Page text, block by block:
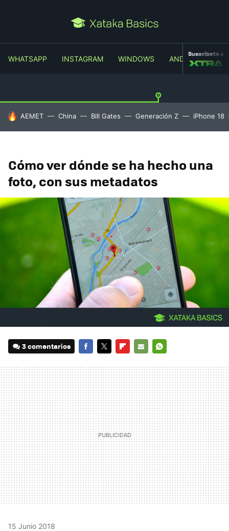
WHATSAPP INSTAGRAM WINDOWS ANDROID
Suscríbete a
HOY SE HABLA DE
AEMET China Bill Gates Generación Z iPhone 18
Cómo ver dónde se ha hecho una
foto, con sus metadatos
3 comentarios
MAIL
15 Junio 2018